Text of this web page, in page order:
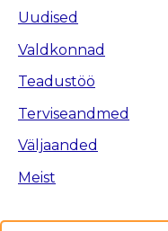
Uudised
Valdkonnad
Teadustöö
Terviseandmed
Väljaanded
Meist